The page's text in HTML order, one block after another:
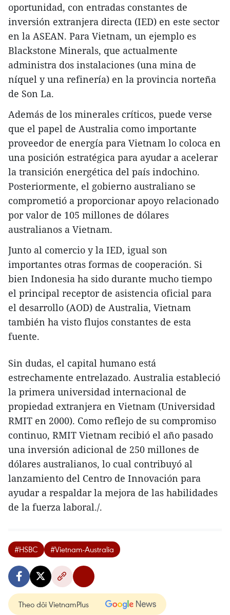
oportunidad, con entradas constantes de
inversión extranjera directa (IED) en este sector
en la ASEAN. Para Vietnam, un ejemplo es
Blackstone Minerals, que actualmente
administra dos instalaciones (una mina de
níquel y una refinería) en la provincia norteña
de Son La.
Además de los minerales críticos, puede verse
que el papel de Australia como importante
proveedor de energía para Vietnam lo coloca en
una posición estratégica para ayudar a acelerar
la transición energética del país indochino.
Posteriormente, el gobierno australiano se
comprometió a proporcionar apoyo relacionado
por valor de 105 millones de dólares
australianos a Vietnam.
Junto al comercio y la IED, igual son
importantes otras formas de cooperación. Si
bien Indonesia ha sido durante mucho tiempo
el principal receptor de asistencia oficial para
el desarrollo (AOD) de Australia, Vietnam
también ha visto flujos constantes de esta
fuente.
Sin dudas, el capital humano está
estrechamente entrelazado. Australia estableció
la primera universidad internacional de
propiedad extranjera en Vietnam (Universidad
RMIT en 2000). Como reflejo de su compromiso
continuo, RMIT Vietnam recibió el año pasado
una inversión adicional de 250 millones de
dólares australianos, lo cual contribuyó al
lanzamiento del Centro de Innovación para
ayudar a respaldar la mejora de las habilidades
de la fuerza laboral./.
#HSBC #Vietnam-Australia
Theo dõi VietnamPlus